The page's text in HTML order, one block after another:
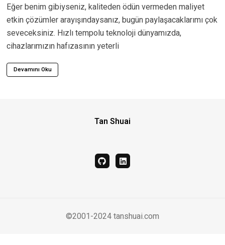
Eğer benim gibiyseniz, kaliteden ödün vermeden maliyet
etkin çözümler arayışındaysanız, bugün paylaşacaklarımı çok
seveceksiniz. Hızlı tempolu teknoloji dünyamızda,
cihazlarımızın hafızasının yeterli
Devamını Oku
Tan Shuai
githublinkedin
©2001-2024 tanshuai.com